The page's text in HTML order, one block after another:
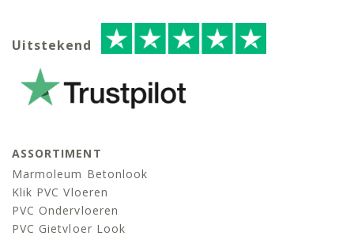
Uitstekend
ASSORTIMENT
Marmoleum Betonlook
Klik PVC Vloeren
PVC Ondervloeren
PVC Gietvloer Look